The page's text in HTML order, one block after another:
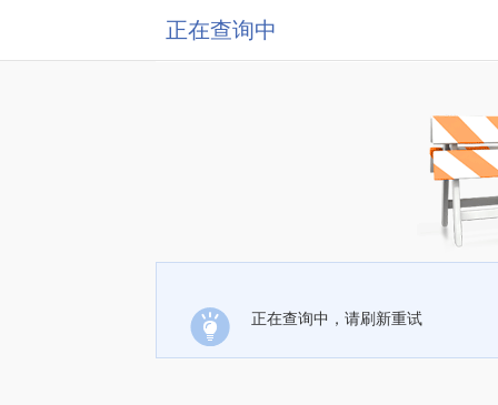
正在查询中
正在查询中，请刷新重试